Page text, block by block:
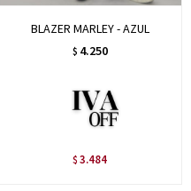
BLAZER MARLEY - AZUL
$ 4.250
$ 3.484